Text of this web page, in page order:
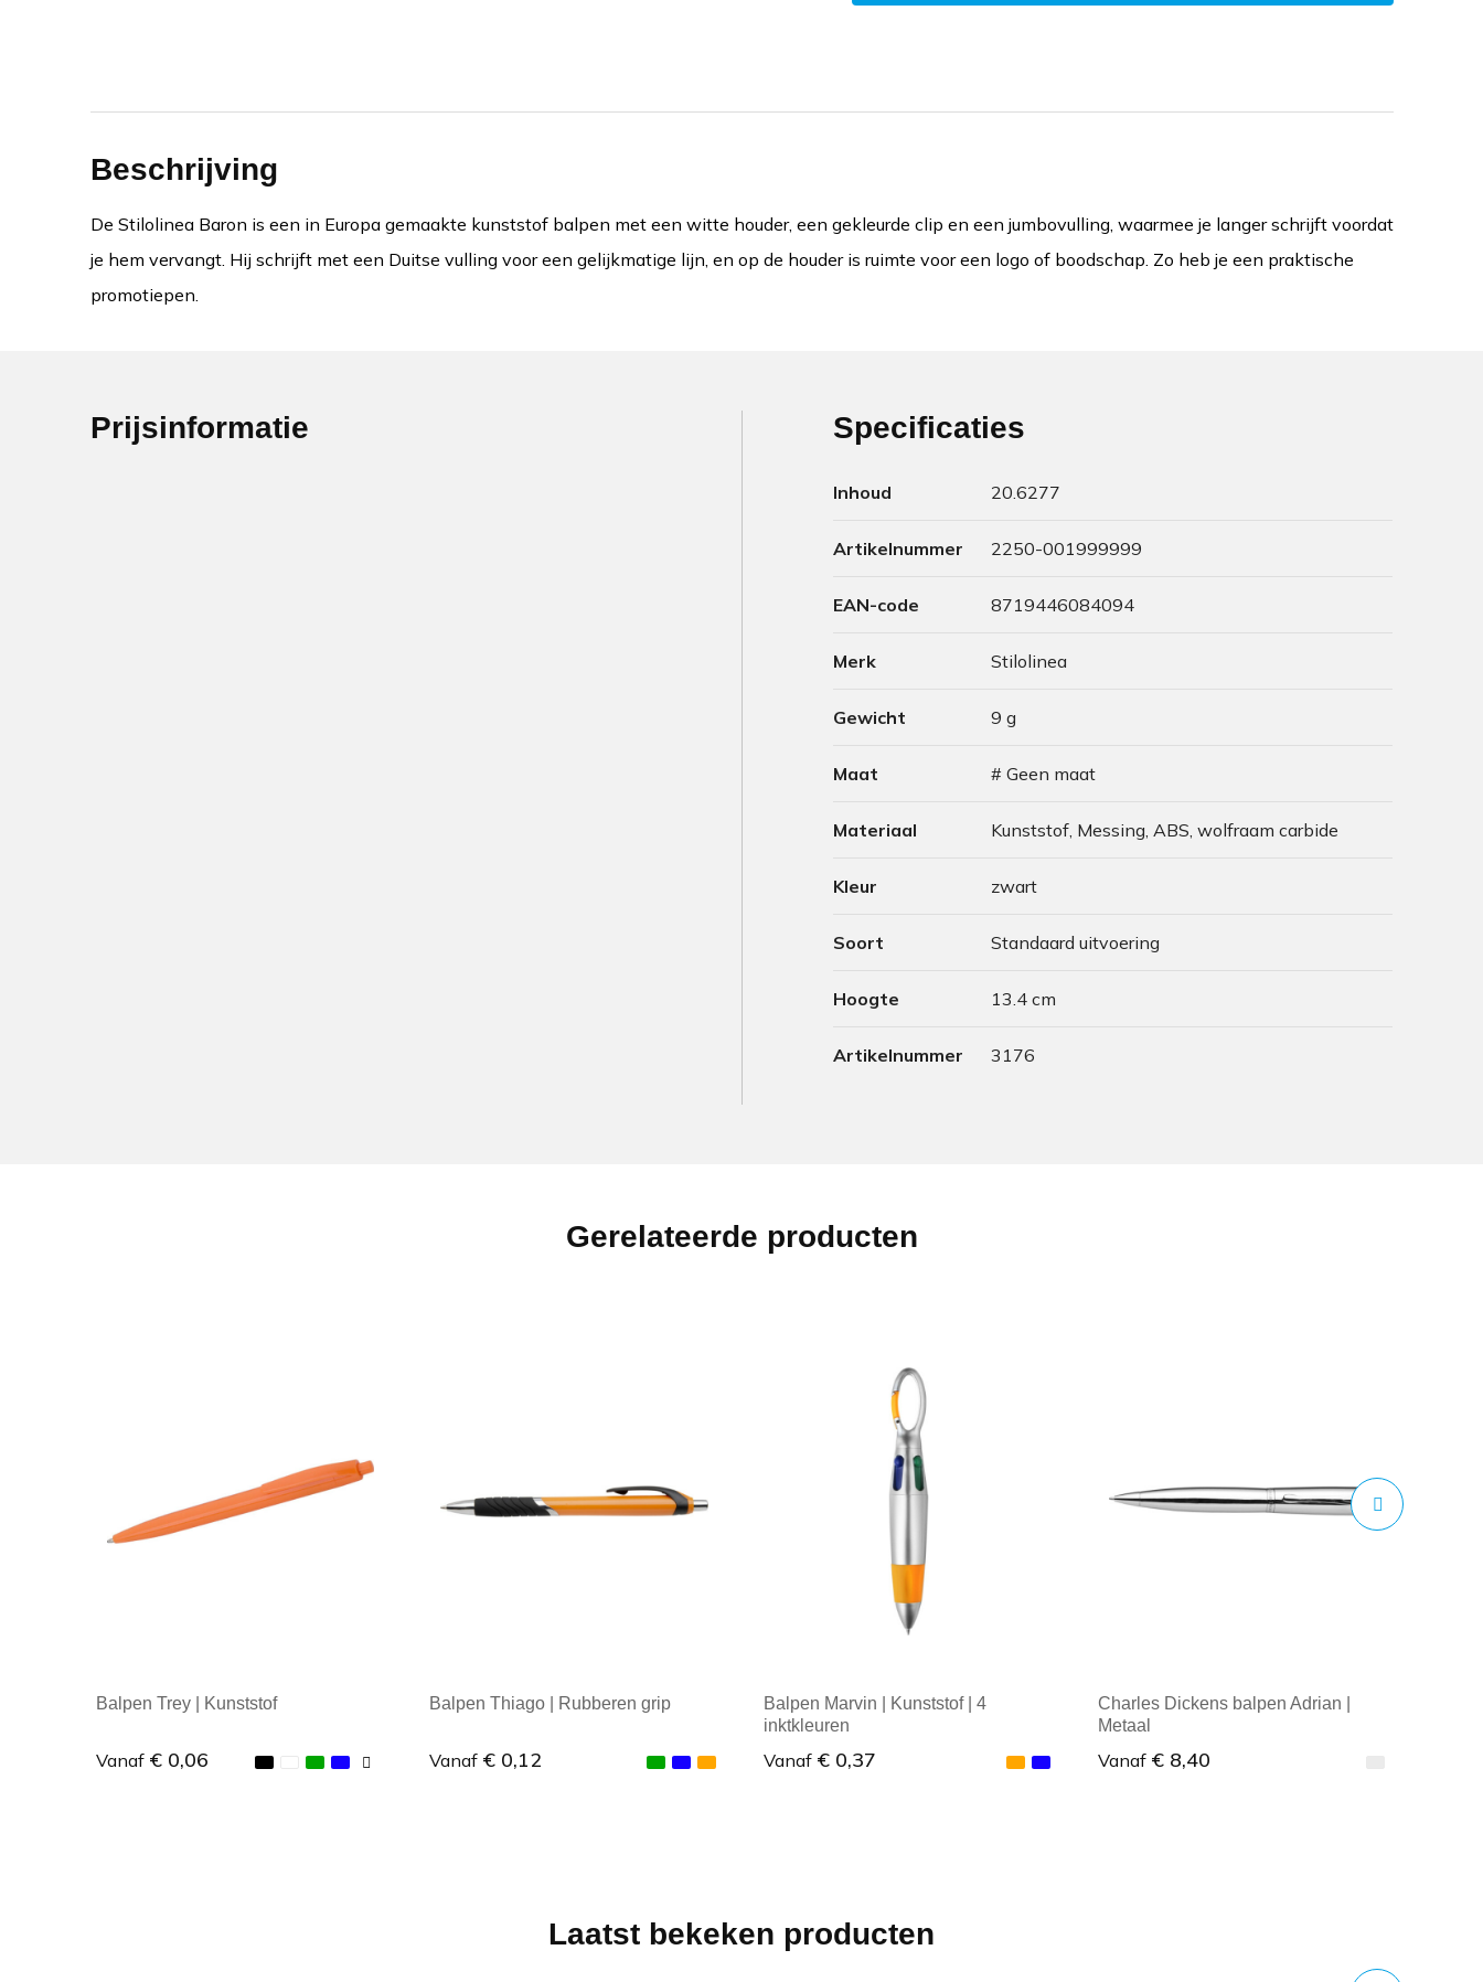
Beschrijving
De Stilolinea Baron is een in Europa gemaakte kunststof balpen met een witte houder, een gekleurde clip en een jumbovulling, waarmee je langer schrijft voordat
je hem vervangt. Hij schrijft met een Duitse vulling voor een gelijkmatige lijn, en op de houder is ruimte voor een logo of boodschap. Zo heb je een praktische
promotiepen.
Prijsinformatie Specificaties
Inhoud 20.6277
Artikelnummer 2250-001999999
EAN-code 8719446084094
Merk Stilolinea
Gewicht 9 g
Maat # Geen maat
Materiaal Kunststof, Messing, ABS, wolfraam carbide
Kleur zwart
Soort Standaard uitvoering
Hoogte 13.4 cm
Artikelnummer 3176
Gerelateerde producten
Balpen Trey | Kunststof
Vanaf € 0,06
Balpen Thiago | Rubberen grip
Vanaf € 0,12
Balpen Marvin | Kunststof | 4
inktkleuren
Vanaf € 0,37
Charles Dickens balpen Adrian |
Metaal
Vanaf € 8,40
Laatst bekeken producten